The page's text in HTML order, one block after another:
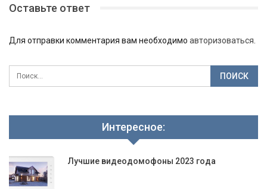
Оставьте ответ
Для отправки комментария вам необходимо авторизоваться
Интересное:
Лучшие видеодомофоны 2023 года